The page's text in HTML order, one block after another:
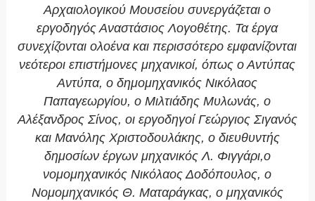
Αρχαιολογικού Μουσείου συνεργάζεται ο
εργοδηγός Αναστάσιος Λογοθέτης. Τα έργα
συνεχίζονται ολοένα και περισσότερο εμφανίζονται
νεότεροι επιστήμονες μηχανικοί, όπως ο Αντύπας
Αντύπα, ο δημομηχανικός Νικόλαος
Παπαγεωργίου, ο Μιλτιάδης Μυλωνάς, ο
Αλέξανδρος Σίνος, οι εργοδηγοί Γεώργιος Σιγανός
και Μανόλης Χριστοδουλάκης, ο διευθυντής
δημοσίων έργων μηχανικός Λ. Φιγγάρι,ο
νομομηχανικός Νικόλαος Δοδόπουλος, ο
Νομομηχανικός Θ. Ματαράγκας, ο μηχανικός